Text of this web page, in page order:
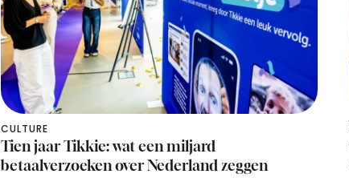
CULTURE
Tien jaar Tikkie: wat een miljard
betaalverzoeken over Nederland zeggen